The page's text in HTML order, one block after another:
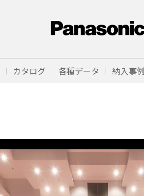
カタログ 各種データ 納入事例